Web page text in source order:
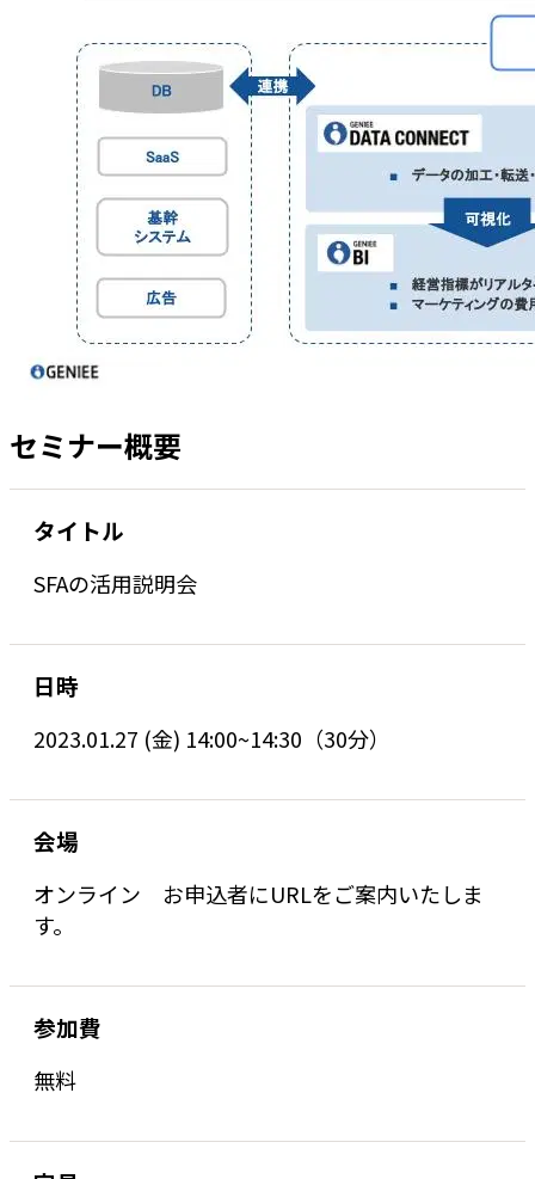
セミナー概要
タイトル
SFAの活用説明会
日時
2023.01.27 (金) 14:00~14:30（30分）
会場
オンライン お申込者にURLをご案内いたしま
す。
参加費
無料